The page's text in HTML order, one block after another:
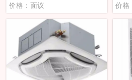
价格：面议 价格